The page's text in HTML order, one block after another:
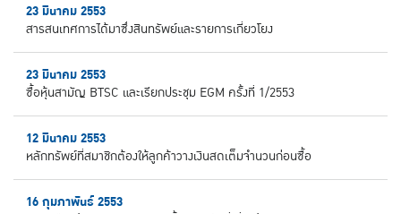
23 มีนาคม 2553
สารสนเทศการได้มาซึ่งสินทรัพย์และรายการเกี่ยวโยง
23 มีนาคม 2553
ซื้อหุ้นสามัญ BTSC และเรียกประชุม EGM ครั้งที่ 1/2553
12 มีนาคม 2553
หลักทรัพย์ที่สมาชิกต้องให้ลูกค้าวางเงินสดเต็มจำนวนก่อนซื้อ
16 กุมภาพันธ์ 2553